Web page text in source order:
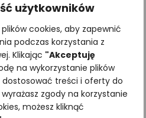
użytkowników
cookies, aby zapewnić
podczas korzystania z
Klikając "Akceptuję
na wykorzystanie plików
treści i oferty do
zgody na korzystanie
możesz kliknąć
cena z ostatnich 30
65,00zł